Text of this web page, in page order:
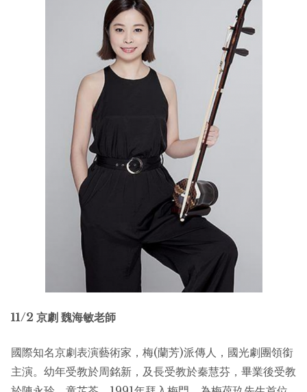
11/2 京劇 魏海敏老師
國際知名京劇表演藝術家，梅(蘭芳)派傳人，國光劇團領銜
主演。幼年受教於周銘新，及長受教於秦慧芬，畢業後受教